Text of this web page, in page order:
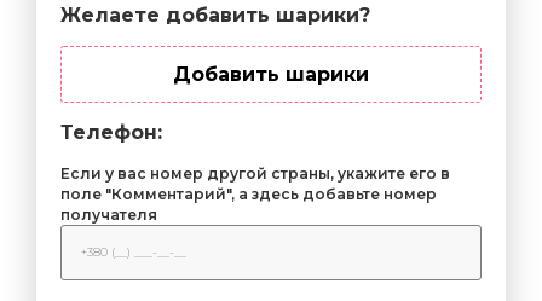
Желаете добавить шарики?
Добавить шарики
Телефон:
Если у вас номер другой страны, укажите его в
поле "Комментарий", а здесь добавьте номер
получателя